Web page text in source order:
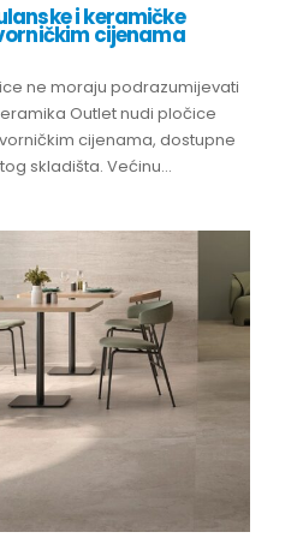
i keramičke
cijenama
ne moraju podrazumijevati
Outlet nudi pločice
cijenama, dostupne
skladišta. Većinu...